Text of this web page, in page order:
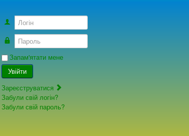
Логін
Пароль
Запам'ятати мене
Увійти
Зареєструватися
Забули свій логін?
Забули свій пароль?